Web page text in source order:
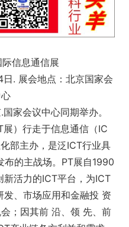
信息通信展
. 展会地点：北京国家会
家会议中心同期举办。
展）行走于信息通信（IC
部主办，是泛ICT行业具
布的主战场。PT展自1990
活力的ICT平台，为ICT
、市场应用和金融投 资
；因其前 沿、领 先、前